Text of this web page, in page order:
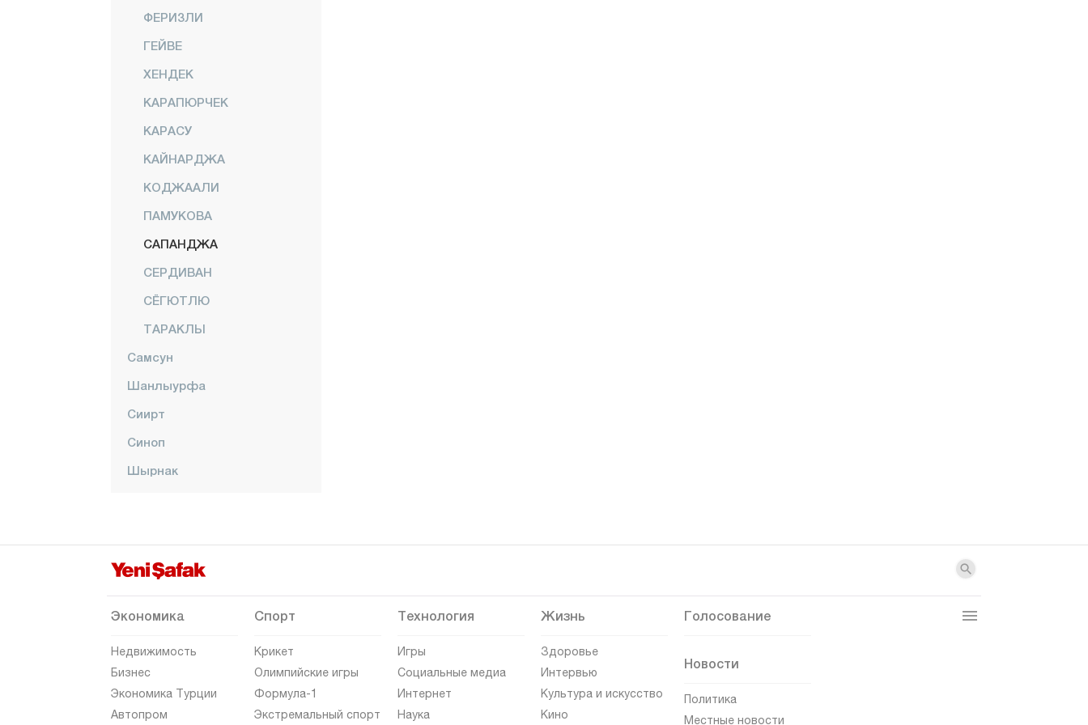
ФЕРИЗЛИ
ГЕЙВЕ
ХЕНДЕК
КАРАПЮРЧЕК
КАРАСУ
КАЙНАРДЖА
КОДЖААЛИ
ПАМУКОВА
САПАНДЖА
СЕРДИВАН
СЁГЮТЛЮ
ТАРАКЛЫ
Самсун
Шанлыурфа
Сиирт
Синоп
Шырнак
Трабзон
Тунджели
Ван
Ялова
Экономика
Недвижимость
Бизнес
Экономика Турции
Автопром
Спорт
Крикет
Олимпийские игры
Формула-1
Экстремальный спорт
Технология
Игры
Социальные медиа
Интернет
Наука
Жизнь
Здоровье
Интервью
Культура и искусство
Кино
Голосование
Новости
Политика
Местные новости